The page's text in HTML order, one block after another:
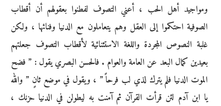
ومواجيد أهل الحب ، أعني التصوف لفطنوا بعقولهم أن أقطاب
الصوفية احتكموا إلى العقل وهم يتعاملون مع الدنيا وفنائها ، ولكن
غلبة النصوص المجردة واللغة الاستثنائية لأقطاب التصوف جعلتهم
بعيدين كمال البعد عن العامة والعوام . فالحسن البصري يقول : ” فضح
الموت الدنيا فلم يترك لذي لب فرحاً ” ، ويقول في موضع ثانٍ ” والله
يا ابن آدم لئن قرأت القرآن ثم آمنت به ليطولن في الدنيا حزنك ،